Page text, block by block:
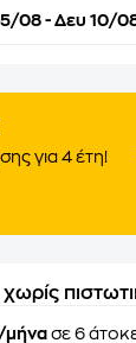
08 - Δευ 10/
για 4 έτη!
μήνα σε 6